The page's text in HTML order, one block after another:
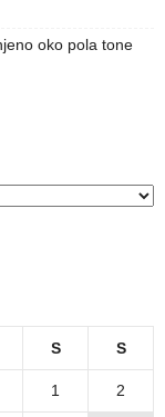
oko pola tone
S S
1 2